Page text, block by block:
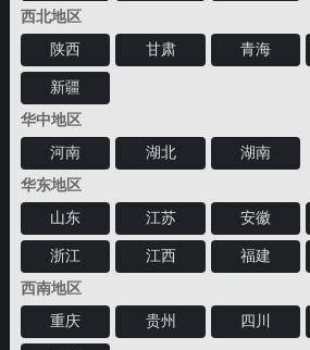
西北地区
陕西
甘肃 青海
新疆
华中地区
河南
湖北
湖南
华东地区
山东
江苏 安徽
浙江 江西 福建
西南地区
重庆
贵州 四川